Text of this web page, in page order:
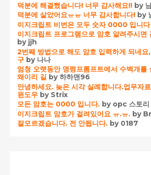
덕분에 해결했습니다! 너무 감사해요!! by
덕분에 살았어요ㅠㅠ 너무 감사합니다! by
이지크립트 비번은 모두 숫자 0000 입니다
이지크립트 프로그램으로 암호 알려주시면
by jjh
2번째 방법으로 해도 암호 입력하게 되네
구 by 나나
엄청 오랫동안 명령프롬프트에서 수백개를
왜이리 길 by 하하맨96
안녕하세요. 늦은 시각 실례합니다.업무자
윈도우 by Strix
모든 암호는 0000 입니다. by opc 스토리
이지크립트 암호가 걸려있어요 ㅠ.ㅠ. by
잘모르겠습니다. 전 안됩니다. by 0187